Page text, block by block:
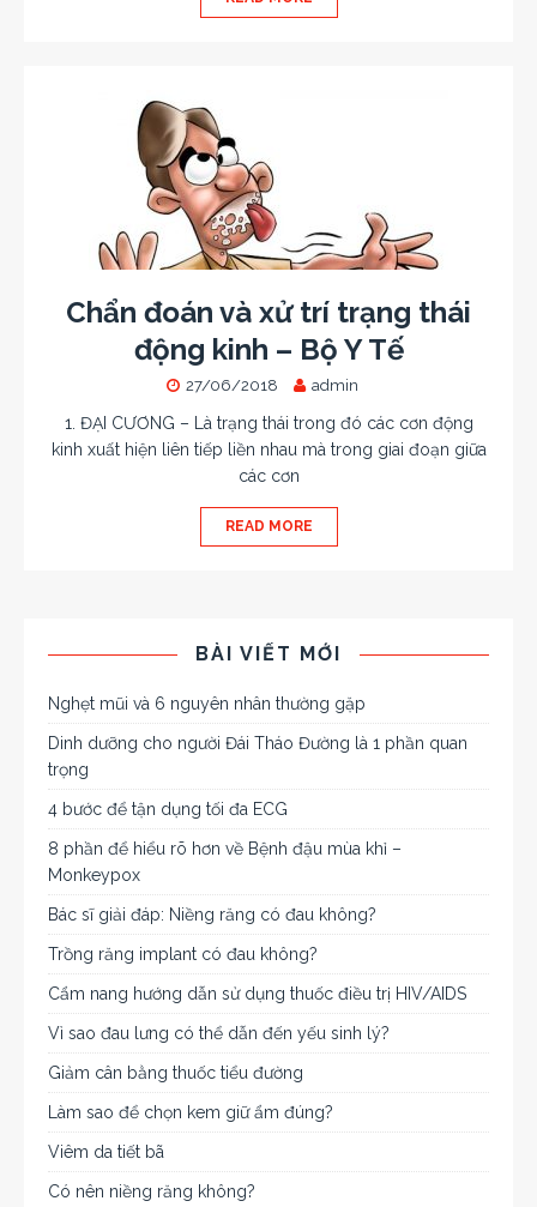
Chẩn đoán và xử trí trạng thái
động kinh – Bộ Y Tế
27/06/2018 admin
1. ĐẠI CƯƠNG – Là trạng thái trong đó các cơn động
kinh xuất hiện liên tiếp liền nhau mà trong giai đoạn giữa
các cơn
READ MORE
BÀI VIẾT MỚI
Nghẹt mũi và 6 nguyên nhân thường gặp
Dinh dưỡng cho người Đái Tháo Đường là 1 phần quan
trọng
4 bước để tận dụng tối đa ECG
8 phần để hiểu rõ hơn về Bệnh đậu mùa khỉ –
Monkeypox
Bác sĩ giải đáp: Niềng răng có đau không?
Trồng răng implant có đau không?
Cẩm nang hướng dẫn sử dụng thuốc điều trị HIV/AIDS
Vì sao đau lưng có thể dẫn đến yếu sinh lý?
Giảm cân bằng thuốc tiểu đường
Làm sao để chọn kem giữ ẩm đúng?
Viêm da tiết bã
Có nên niềng răng không?